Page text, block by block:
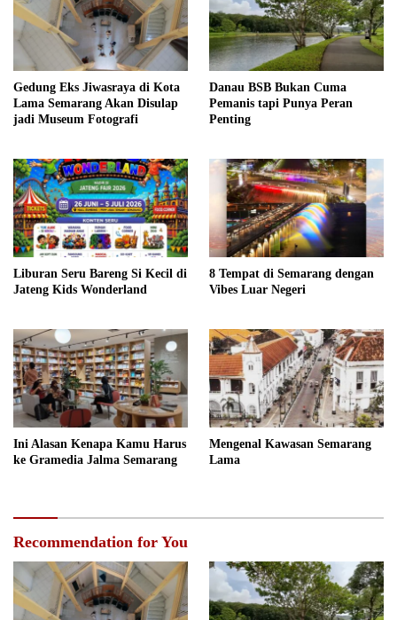
Gedung Eks Jiwasraya di Kota
Lama Semarang Akan Disulap
jadi Museum Fotografi
Danau BSB Bukan Cuma
Pemanis tapi Punya Peran
Penting
Liburan Seru Bareng Si Kecil di
Jateng Kids Wonderland
8 Tempat di Semarang dengan
Vibes Luar Negeri
Ini Alasan Kenapa Kamu Harus
ke Gramedia Jalma Semarang
Mengenal Kawasan Semarang
Lama
Recommendation for You